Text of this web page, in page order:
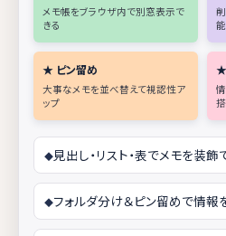
メモ帳をブラウザ内で別窓表示で
きる
能
★ ピン留め
大事なメモを並べ替えて視認性ア
ップ
★
見出し・リスト・表でメモを装飾
フォルダ分け＆ピン留めで情報